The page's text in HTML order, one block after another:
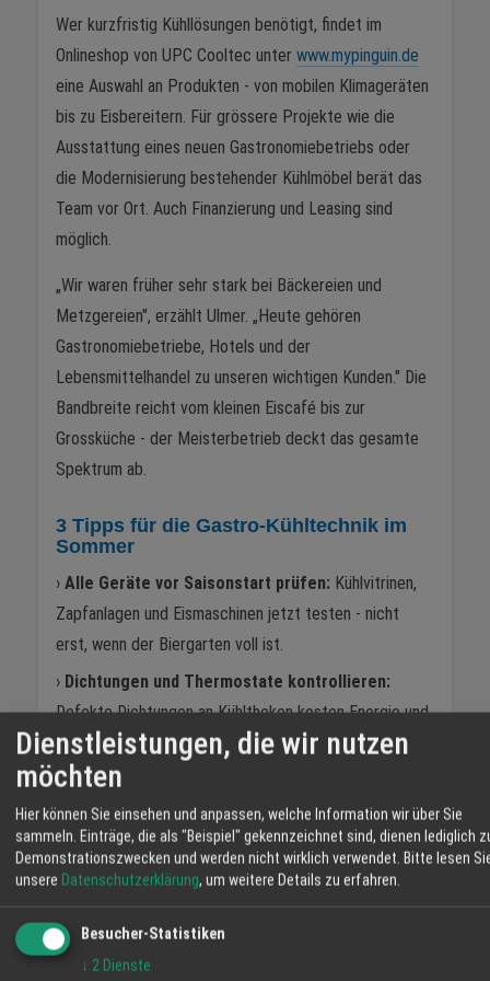
Wer kurzfristig Kühllösungen benötigt, findet im
Onlineshop von UPC Cooltec unter www.mypinguin.de
eine Auswahl an Produkten - von mobilen Klimageräten
bis zu Eisbereitern. Für grössere Projekte wie die
Ausstattung eines neuen Gastronomiebetriebs oder
die Modernisierung bestehender Kühlmöbel berät das
Team vor Ort. Auch Finanzierung und Leasing sind
möglich.
„Wir waren früher sehr stark bei Bäckereien und
Metzgereien", erzählt Ulmer. „Heute gehören
Gastronomiebetriebe, Hotels und der
Lebensmittelhandel zu unseren wichtigen Kunden." Die
Bandbreite reicht vom kleinen Eiscafé bis zur
Grossküche - der Meisterbetrieb deckt das gesamte
Spektrum ab.
3 Tipps für die Gastro-Kühltechnik im
Sommer
› Alle Geräte vor Saisonstart prüfen: Kühlvitrinen,
Zapfanlagen und Eismaschinen jetzt testen - nicht
erst, wenn der Biergarten voll ist.
› Dichtungen und Thermostate kontrollieren:
Defekte Dichtungen an Kühltheken kosten Energie und
gefährden die Lebensmittelsicherheit.
›Ersatzteile rechtzeitig bestellen:
Hochsaison sind Lieferzeiten länger - wer jetzt
Verschleissteile bestellt, ist auf der sicheren Seite.
Machen Sie Ihre Gastronomie fit für den Sommer! UPC
Cooltec berät Sie zu Kühlvitrinen, Eismaschinen und
der passenden Kühltechnik für Ihren Betrieb.
Dienstleistungen, die wir nutzen
möchten
Hier können Sie einsehen und anpassen, welche Information wir über Sie
sammeln. Einträge, die als "Beispiel" gekennzeichnet sind, dienen lediglich
Demonstrationszwecken und werden nicht wirklich verwendet. Bitte lesen
unsere Datenschutzerklärung, um weitere Details zu erfahren.
Besucher-Statistiken
↓ 2 Dienste